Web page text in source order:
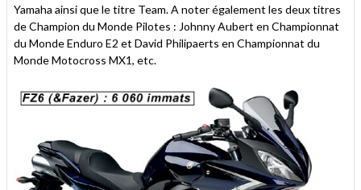
Yamaha ainsi que le titre Team. A noter également les deux titres
de Champion du Monde Pilotes : Johnny Aubert en Championnat
du Monde Enduro E2 et David Philipaerts en Championnat du
Monde Motocross MX1, etc.